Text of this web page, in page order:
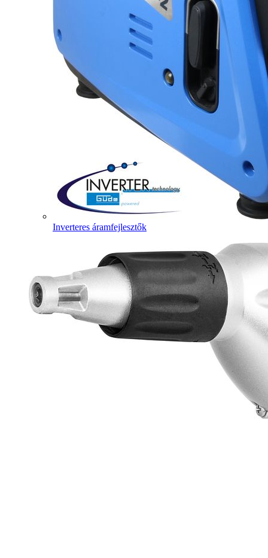
Inverteres áramfejlesztők